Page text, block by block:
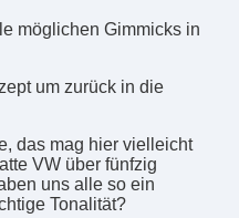
möglichen Gimmicks in
um zurück in die
das mag hier vielleicht
VW über fünfzig
uns alle so ein
Tonalität?